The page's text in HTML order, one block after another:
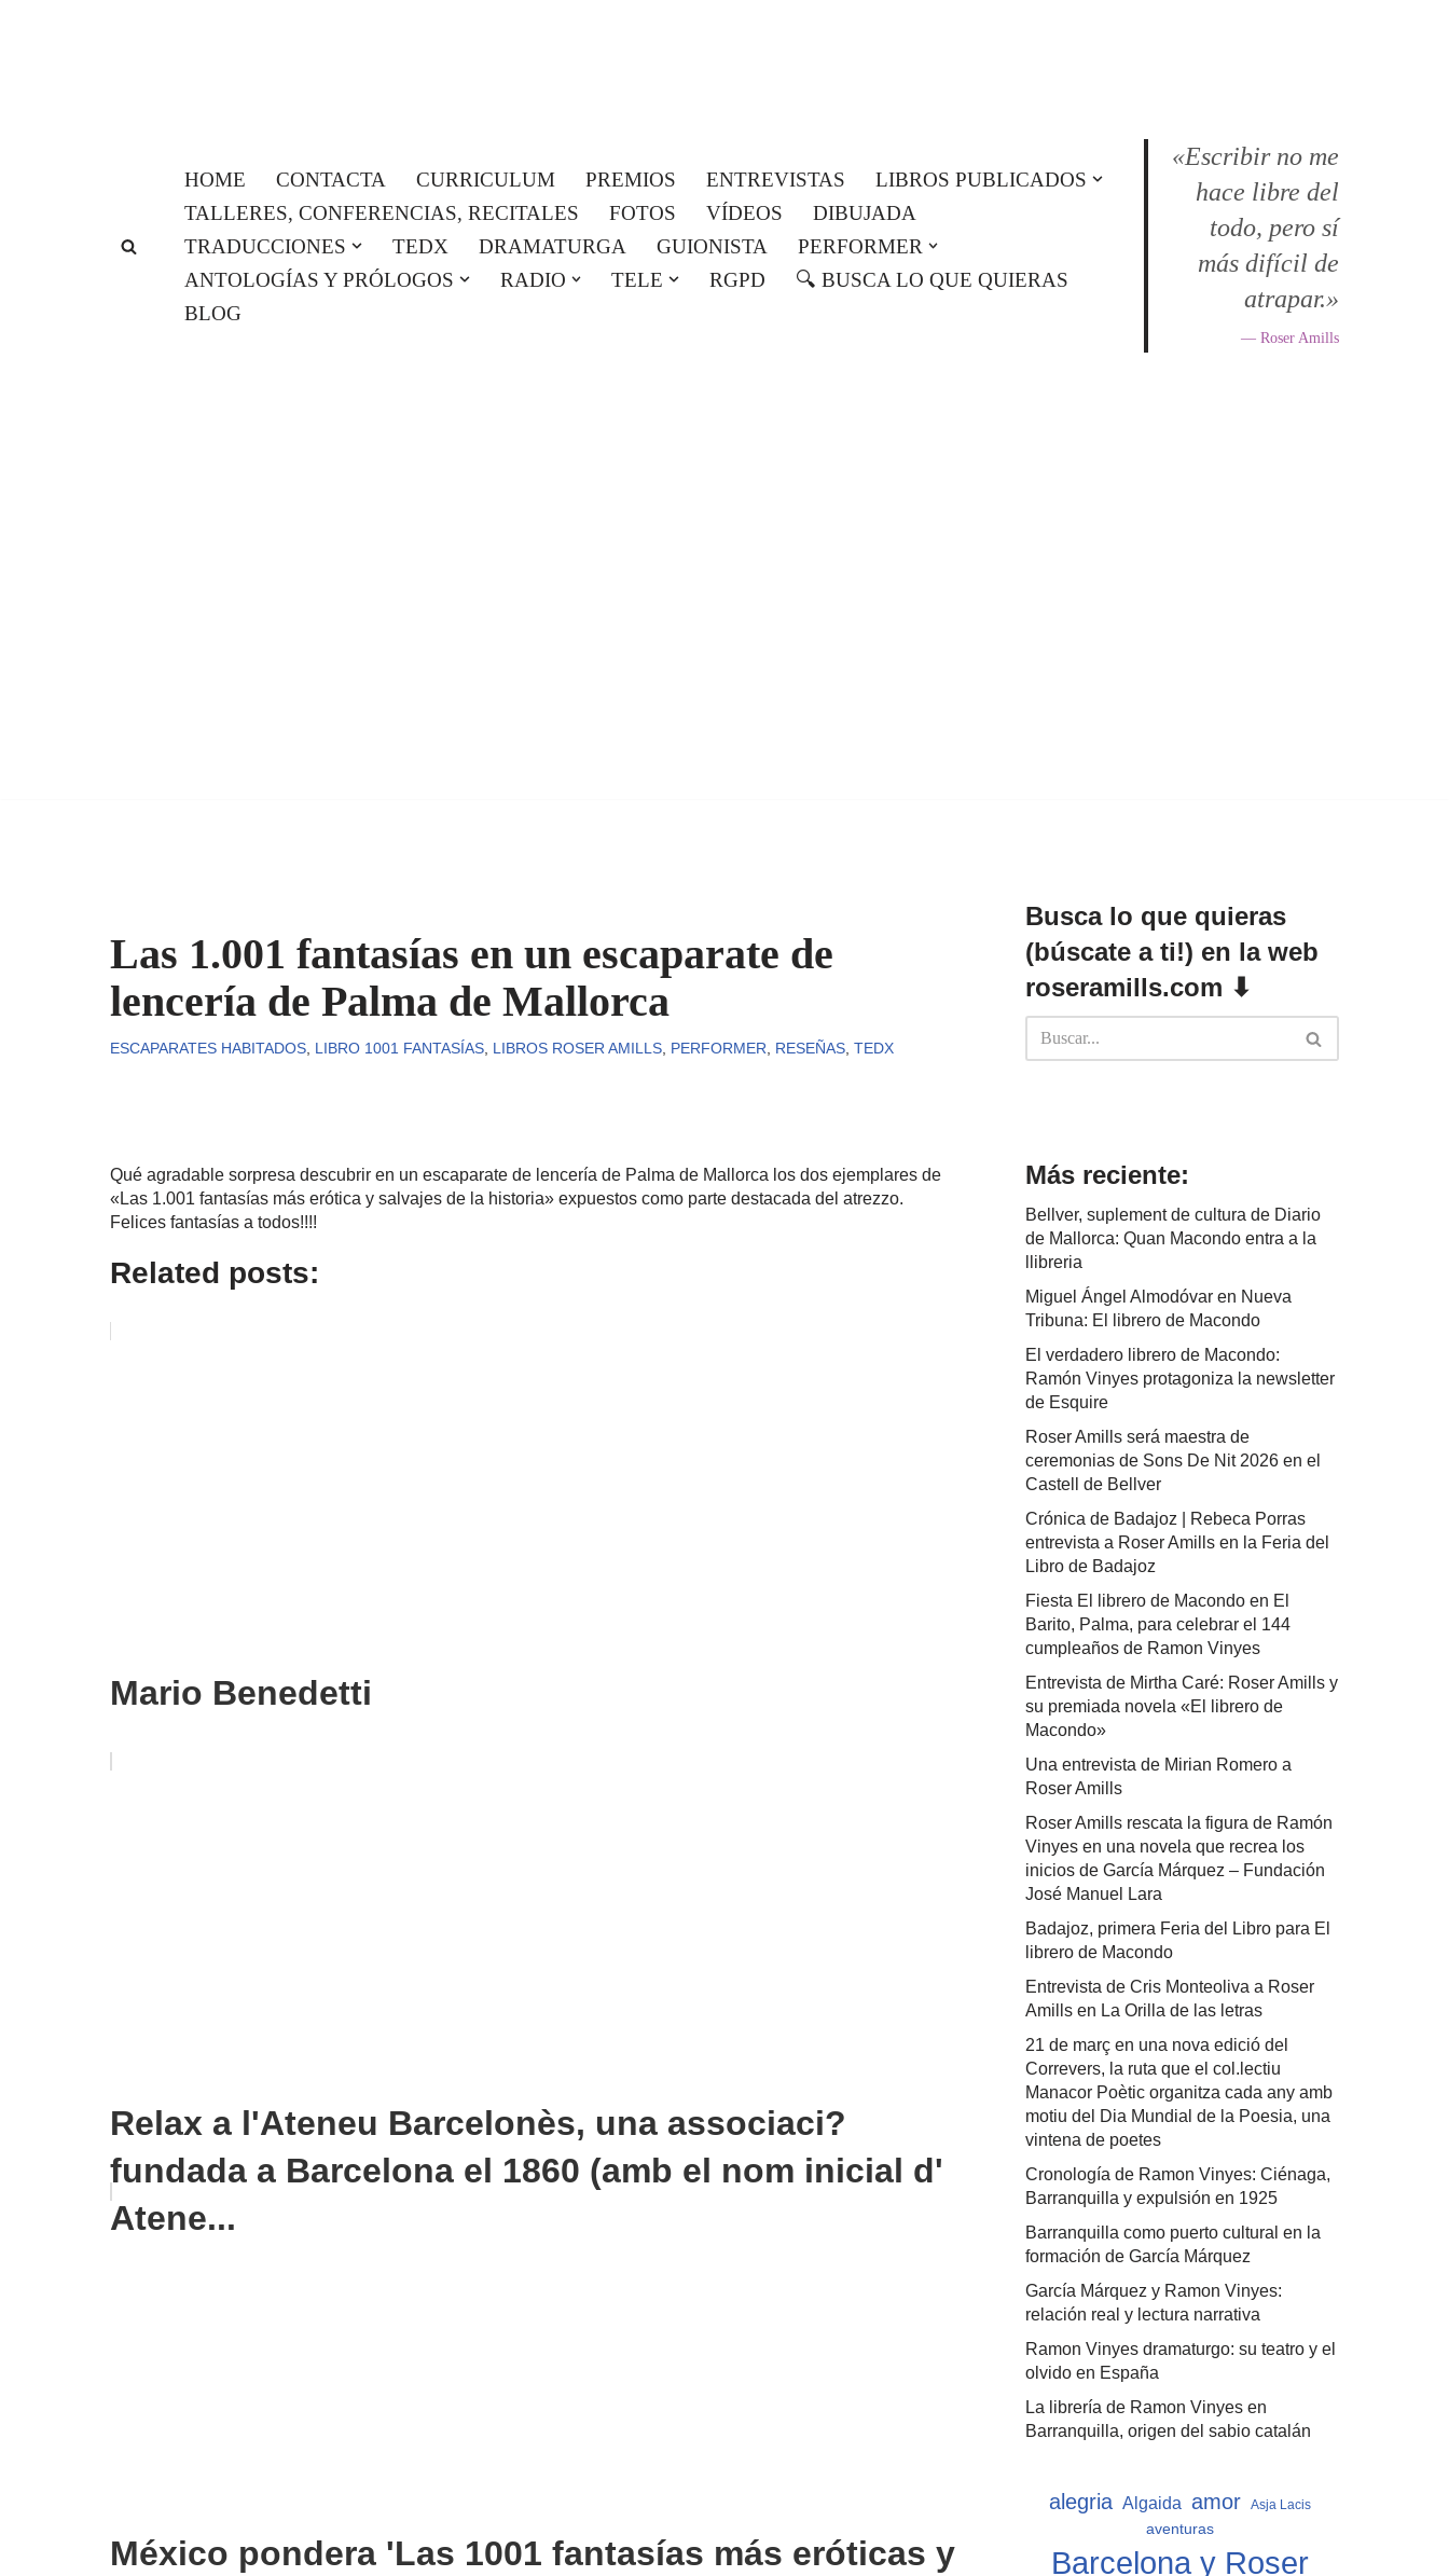
HOME CONTACTA CURRICULUM PREMIOS ENTREVISTAS
LIBROS PUBLICADOS
TALLERES, CONFERENCIAS, RECITALES
FOTOS VÍDEOS
DIBUJADA
TRADUCCIONES
TEDX DRAMATURGA GUIONISTA
PERFORMER
ANTOLOGÍAS Y PRÓLOGOS
RADIO TELE RGPD
🔍 BUSCA LO QUE QUIERAS
BLOG
«Escribir no me
hace libre del
todo, pero sí
más difícil de
atrapar.»
— Roser Amills
Las 1.001 fantasías en un escaparate de
lencería de Palma de Mallorca
ESCAPARATES HABITADOS LIBRO 1001 FANTASÍAS LIBROS ROSER AMILLS PERFORMER RESEÑAS TEDX
Qué agradable sorpresa descubrir en un escaparate de lencería de Palma de Mallorca los dos ejemplares de
«Las 1.001 fantasías más erótica y salvajes de la historia» expuestos como parte destacada del atrezzo.
Felices fantasías a todos!!!!
Related posts:
Mario Benedetti
Relax a l'Ateneu Barcelonès, una associaci?
fundada a Barcelona el 1860 (amb el nom inicial d'
Atene...
México pondera 'Las 1001 fantasías más eróticas y
Busca lo que quieras
(búscate a ti!) en la web
roseramills.com ⬇
Más reciente:
Bellver, suplement de cultura de Diario
de Mallorca: Quan Macondo entra a la
llibreria
Miguel Ángel Almodóvar en Nueva
Tribuna: El librero de Macondo
El verdadero librero de Macondo:
Ramón Vinyes protagoniza la newsletter
de Esquire
Roser Amills será maestra de
ceremonias de Sons De Nit 2026 en el
Castell de Bellver
Crónica de Badajoz | Rebeca Porras
entrevista a Roser Amills en la Feria del
Libro de Badajoz
Fiesta El librero de Macondo en El
Barito, Palma, para celebrar el 144
cumpleaños de Ramon Vinyes
Entrevista de Mirtha Caré: Roser Amills y
su premiada novela «El librero de
Macondo»
Una entrevista de Mirian Romero a
Roser Amills
Roser Amills rescata la figura de Ramón
Vinyes en una novela que recrea los
inicios de García Márquez – Fundación
José Manuel Lara
Badajoz, primera Feria del Libro para El
librero de Macondo
Entrevista de Cris Monteoliva a Roser
Amills en La Orilla de las letras
21 de març en una nova edició del
Correvers, la ruta que el col.lectiu
Manacor Poètic organitza cada any amb
motiu del Dia Mundial de la Poesia, una
vintena de poetes
Cronología de Ramon Vinyes: Ciénaga,
Barranquilla y expulsión en 1925
Barranquilla como puerto cultural en la
formación de García Márquez
García Márquez y Ramon Vinyes:
relación real y lectura narrativa
Ramon Vinyes dramaturgo: su teatro y el
olvido en España
La librería de Ramon Vinyes en
Barranquilla, origen del sabio catalán
alegria Algaida amor Asja Lacis
aventuras
Barcelona y Roser